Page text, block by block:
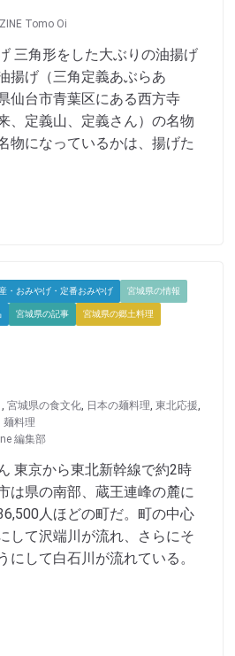
Tomo Oi
三角形をした大ぶりの油揚げ
揚げ（三角定義あぶらあ
仙台市青葉区にある西方寺
、定義山、定義さん）の名物
物になっているかは、揚げた
・おみやげ・定番おみやげ 宮城県の情報
宮城県の記事 宮城県の郷土料理
, 宮城県の食文化, 日本の麺料理, 東北応援,
麺料理
編集部
東京から東北新幹線で約2時
は県の南部、蔵王連峰の麓に
人ほどの町だ。町の中心
して沢端川が流れ、さらにそ
にして白石川が流れている。